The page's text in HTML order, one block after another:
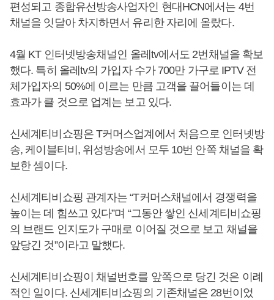
편성되고 종합유선방송사업자인 현대HCN에서는 4번
채널을 잇달아 차지하면서 유리한 자리에 올랐다.
4월 KT 인터넷방송채널인 올레tv에서도 2번채널을 확보
했다. 특히 올레tv의 가입자 수가 700만 가구로 IPTV 전
체가입자의 50%에 이르는 만큼 고객을 끌어들이는 데
효과가 클 것으로 업계는 보고 있다.
신세계티비쇼핑은 T커머스업계에서 처음으로 인터넷방
송, 케이블티비, 위성방송에서 모두 10번 안쪽 채널을 확
보한 셈이다.
신세계티비쇼핑 관계자는 “T커머스채널에서 경쟁력을
높이는 데 힘쓰고 있다”며 “그동안 쌓인 신세계티비쇼핑
의 브랜드 인지도가 구매로 이어질 것으로 보고 채널을
앞당긴 것”이라고 말했다.
신세계티비쇼핑이 채널번호를 앞쪽으로 당긴 것은 이례
적인 일이다. 신세계티비쇼핑의 기존채널은 28번이었